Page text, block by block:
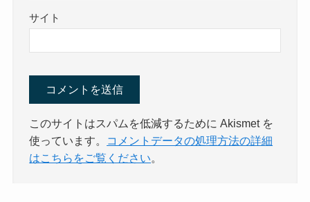
サイト
このサイトはスパムを低減するために Akismet を
使っています。
コメントデータの処理方法の詳細
はこちらをご覧ください。